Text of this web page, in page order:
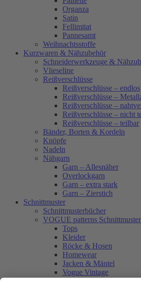
Organza
Satin
Fellimitat
Pannesamt
Weihnachtsstoffe
Kurzwaren & Nähzubehör
Schneiderwerkzeuge &
Vlieseline
Reißverschlüsse
Reißverschlüsse – endlos
Reißverschlüsse –
Reißverschlüsse –
Reißverschlüsse – nicht
Reißverschlüsse – teilbar
Bänder, Borten & Kordeln
Knöpfe
Nadeln
Nähgarn
Garn – Allesnäher
Overlockgarn
Garn – extra stark
Garn – Zierstich
Schnittmuster
Schnittmusterbücher
VOGUE patterns Schnittmuster
Tops
Kleider
Röcke & Hosen
Homewear
Jacken & Mäntel
Vogue Vintage